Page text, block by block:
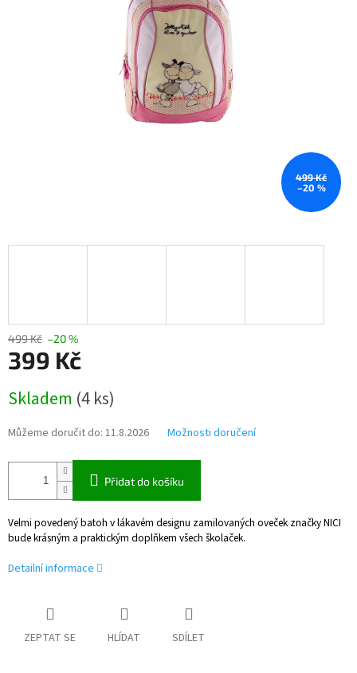
499 Kč
–20 %
499 Kč –20 %
399 Kč
cena:
Skladem (4 ks)
Můžeme doručit do: 11.8.2026 Možnosti doručení
Přidat do košíku
Velmi povedený batoh v lákavém designu zamilovaných oveček značky NICI
bude krásným a praktickým doplňkem všech školaček.
Detailní informace
ZEPTAT SE HLÍDAT SDÍLET